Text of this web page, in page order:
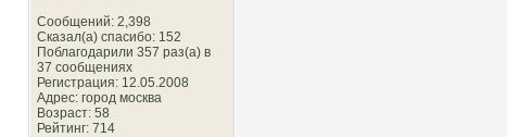
Сообщений: 2,398
Сказал(а) спасибо: 152
Поблагодарили 357 раз(а) в
37 сообщениях
Регистрация: 12.05.2008
Адрес: город москва
Возраст: 58
Рейтинг: 714